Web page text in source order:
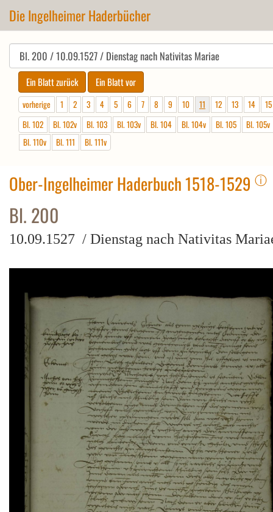
Die Ingelheimer Haderbücher
vorherige 1 2 3 4 5 6 7 8 9 10 11 12 13 14
15
Bl. 102
Bl. 102v Bl. 103 Bl. 103v Bl. 104 Bl. 104v Bl. 105
Bl. 105v
Bl. 110v
Bl. 111 Bl. 111v
Ober-Ingelheimer Haderbuch 1518-1529 ⓘ
Bl. 200
10.09.1527 / Dienstag nach Nativitas